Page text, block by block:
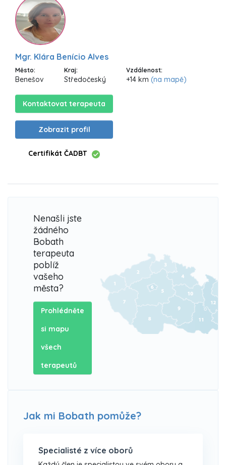
Mgr. Klára Benício Alves
Město:
Benešov
Kraj:
Středočeský
Vzdálenost:
+14 km (na mapě)
Kontaktovat terapeuta
Zobrazit profil
Certifikát ČADBT
Nenašli jste
žádného
Bobath
terapeuta
poblíž
vašeho
města?
Prohlédněte
si mapu
všech
terapeutů
Jak mi Bobath pomůže?
Specialisté z více oborů